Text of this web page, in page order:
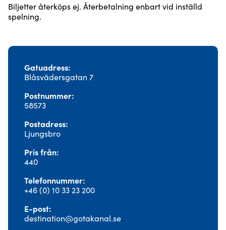
Biljetter återköps ej. Återbetalning enbart vid inställd
spelning.
Gatuadress
Blåsvädersgatan 7
Postnummer
58573
Postadress
Ljungsbro
Pris från
440
Telefonnummer
+46 (0) 10 33 23 200
E-post
destination@gotakanal.se